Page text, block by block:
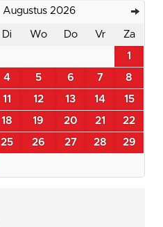
Augustus 2026
Di Wo Do Vr Za
1
4 5 6 7 8
11 12 13 14 15
18 19 20 21 22
25 26 27 28 29